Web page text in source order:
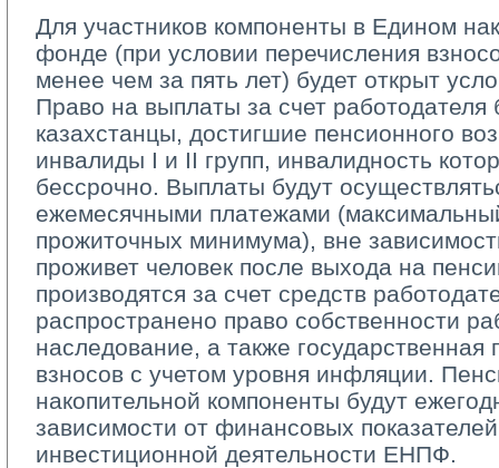
Для участников компоненты в Едином
фонде (при условии перечисления
менее чем за пять лет) будет открыт
Право на выплаты за счет работодателя
казахстанцы, достигшие пенсионного
инвалиды I и II групп, инвалидность
бессрочно. Выплаты будут
ежемесячными платежами
прожиточных минимума), вне
проживет человек после выхода на
производятся за счет средств
распространено право собственности
наследование, а также государственная
взносов с учетом уровня инфляции.
накопительной компоненты будут
зависимости от финансовых
инвестиционной деятельности ЕНПФ.